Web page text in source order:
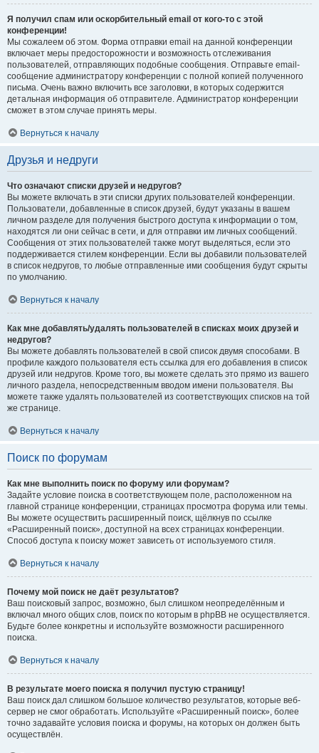
Я получил спам или оскорбительный email от кого-то с этой
конференции!
Мы сожалеем об этом. Форма отправки email на данной конференции
включает меры предосторожности и возможность отслеживания
пользователей, отправляющих подобные сообщения. Отправьте email-
сообщение администратору конференции с полной копией полученного
письма. Очень важно включить все заголовки, в которых содержится
детальная информация об отправителе. Администратор конференции
сможет в этом случае принять меры.
Вернуться к началу
Друзья и недруги
Что означают списки друзей и недругов?
Вы можете включать в эти списки других пользователей конференции.
Пользователи, добавленные в список друзей, будут указаны в вашем
личном разделе для получения быстрого доступа к информации о том,
находятся ли они сейчас в сети, и для отправки им личных сообщений.
Сообщения от этих пользователей также могут выделяться, если это
поддерживается стилем конференции. Если вы добавили пользователей
в список недругов, то любые отправленные ими сообщения будут скрыты
по умолчанию.
Вернуться к началу
Как мне добавлять/удалять пользователей в списках моих друзей и
недругов?
Вы можете добавлять пользователей в свой список двумя способами. В
профиле каждого пользователя есть ссылка для его добавления в список
друзей или недругов. Кроме того, вы можете сделать это прямо из вашего
личного раздела, непосредственным вводом имени пользователя. Вы
можете также удалять пользователей из соответствующих списков на той
же странице.
Вернуться к началу
Поиск по форумам
Как мне выполнить поиск по форуму или форумам?
Задайте условие поиска в соответствующем поле, расположенном на
главной странице конференции, страницах просмотра форума или темы.
Вы можете осуществить расширенный поиск, щёлкнув по ссылке
«Расширенный поиск», доступной на всех страницах конференции.
Способ доступа к поиску может зависеть от используемого стиля.
Вернуться к началу
Почему мой поиск не даёт результатов?
Ваш поисковый запрос, возможно, был слишком неопределённым и
включал много общих слов, поиск по которым в phpBB не осуществляется.
Будьте более конкретны и используйте возможности расширенного
поиска.
Вернуться к началу
В результате моего поиска я получил пустую страницу!
Ваш поиск дал слишком большое количество результатов, которые веб-
сервер не смог обработать. Используйте «Расширенный поиск», более
точно задавайте условия поиска и форумы, на которых он должен быть
осуществлён.